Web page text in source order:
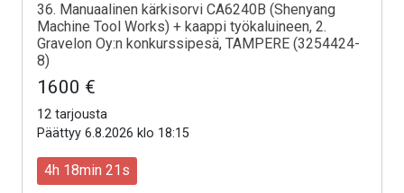
36. Manuaalinen kärkisorvi CA6240B (Shenyang
Machine Tool Works) + kaappi työkaluineen, 2.
Gravelon Oy:n konkurssipesä, TAMPERE (3254424-
8)
1600 €
12 tarjousta
Päättyy 6.8.2026 klo 18:15
4h 18min 19s